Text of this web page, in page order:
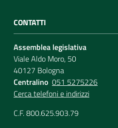
CONTATTI
Assemblea legislativa
Viale Aldo Moro, 50
40127 Bologna
Centralino 051 5275226
Cerca telefoni e indirizzi
C.F. 800.625.903.79